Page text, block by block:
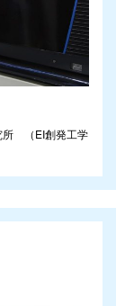
所 （EI創発工学